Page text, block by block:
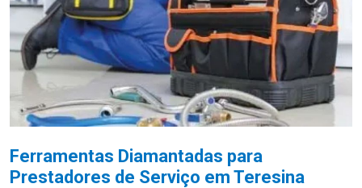
Ferramentas Diamantadas para
Prestadores de Serviço em Teresina